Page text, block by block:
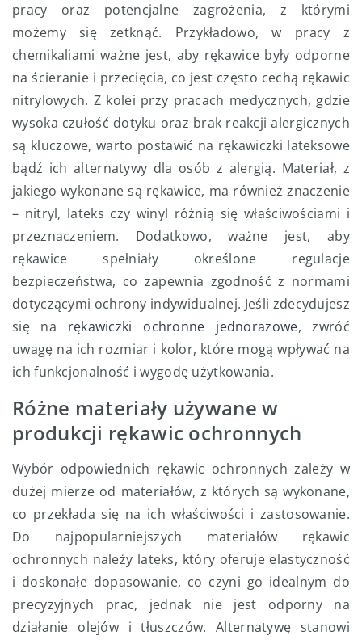
pracy oraz potencjalne zagrożenia, z którymi
możemy się zetknąć. Przykładowo, w pracy z
chemikaliami ważne jest, aby rękawice były odporne
na ścieranie i przecięcia, co jest często cechą rękawic
nitrylowych. Z kolei przy pracach medycznych, gdzie
wysoka czułość dotyku oraz brak reakcji alergicznych
są kluczowe, warto postawić na rękawiczki lateksowe
bądź ich alternatywy dla osób z alergią. Materiał, z
jakiego wykonane są rękawice, ma również znaczenie
– nitryl, lateks czy winyl różnią się właściwościami i
przeznaczeniem. Dodatkowo, ważne jest, aby
rękawice spełniały określone regulacje
bezpieczeństwa, co zapewnia zgodność z normami
dotyczącymi ochrony indywidualnej. Jeśli zdecydujesz
się na rękawiczki ochronne jednorazowe, zwróć
uwagę na ich rozmiar i kolor, które mogą wpływać na
ich funkcjonalność i wygodę użytkowania.
Różne materiały używane w
produkcji rękawic ochronnych
Wybór odpowiednich rękawic ochronnych zależy w
dużej mierze od materiałów, z których są wykonane,
co przekłada się na ich właściwości i zastosowanie.
Do najpopularniejszych materiałów rękawic
ochronnych należy lateks, który oferuje elastyczność
i doskonałe dopasowanie, co czyni go idealnym do
precyzyjnych prac, jednak nie jest odporny na
działanie olejów i tłuszczów. Alternatywę stanowi